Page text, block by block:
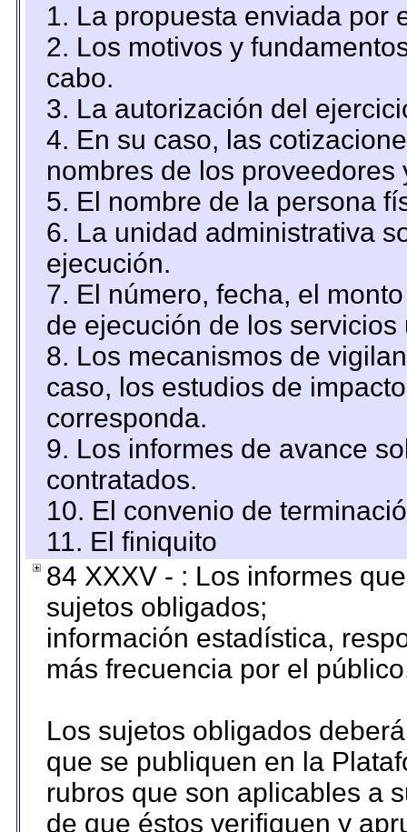
1. La propuesta enviada por
2. Los motivos y
cabo.
3. La autorización del
4. En su caso, las
nombres de los proveedores
5. El nombre de la persona
6. La unidad administrativa
ejecución.
7. El número, fecha, el
de ejecución de los servicios
8. Los mecanismos de
caso, los estudios de
corresponda.
9. Los informes de avance
contratados.
10. El convenio de
11. El finiquito
84 XXXV - : Los informes
sujetos obligados;
información estadística,
más frecuencia por el
Los sujetos obligados
que se publiquen en la
rubros que son aplicables a
de que éstos verifiquen y